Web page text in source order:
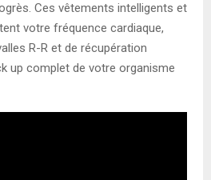
Ces vêtements intelligents et
votre fréquence cardiaque,
R-R et de récupération
up complet de votre organisme